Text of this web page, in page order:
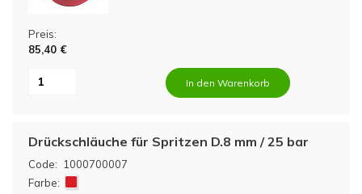
Preis:
85,40 €
In den Warenkorb
Code: 1000700007
Drückschläuche für Spritzen D.8 mm / 25 bar
Farbe: